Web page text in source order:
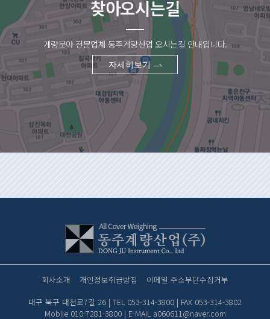
찾아오시는길
계량분야 전문업체 동주계량산업 오시는길 안내입니다.
자세히보기
회사소개 개인정보취급방침
이메일 주소무단수집거부
대구 북구 대천로7길 26 | TEL 053-314-3800 | FAX 053-314-3802
Mobile 010-7281-3800 | E-MAIL a060611@naver.com